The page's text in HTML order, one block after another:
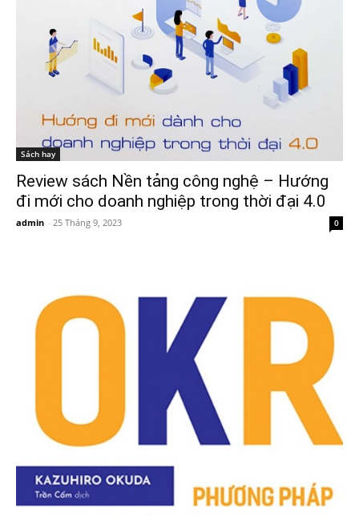
Sách hay
Review sách Nền tảng công nghệ – Hướng
đi mới cho doanh nghiệp trong thời đại 4.0
admin - 25 Tháng 9, 2023 0